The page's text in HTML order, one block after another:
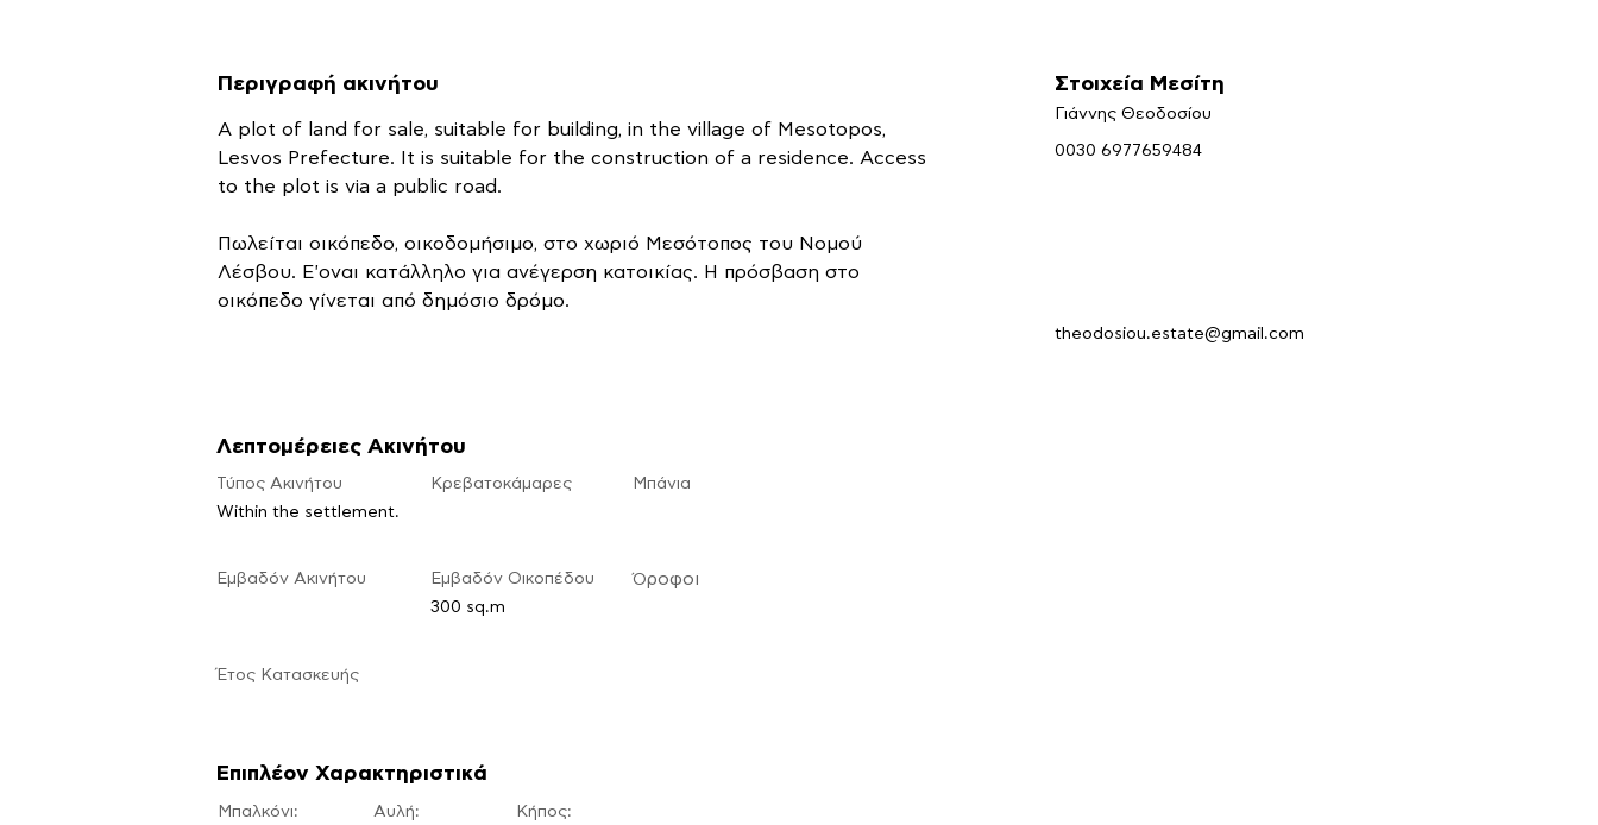
Περιγραφή ακινήτου
A plot of land for sale, suitable for building, in the village of Mesotopos,
Lesvos Prefecture. It is suitable for the construction of a residence. Access
to the plot is via a public road.
Πωλείται οικόπεδο, οικοδομήσιμο, στο χωριό Μεσότοπος του Νομού
Λέσβου. Ε'οναι κατάλληλο για ανέγερση κατοικίας. Η πρόσβαση στο
οικόπεδο γίνεται από δημόσιο δρόμο.
Στοιχεία Μεσίτη
Γιάννης Θεοδοσίου
0030 6977659484
theodosiou.estate@gmail.com
Λεπτομέρειες Ακινήτου
Τύπος Ακινήτου
Within the settlement.
Κρεβατοκάμαρες Μπάνια
Εμβαδόν Ακινήτου
Εμβαδόν Οικοπέδου
300 sq.m
Όροφοι
​Έτος Κατασκευής
Επιπλέον Χαρακτηριστικά
Μπαλκόνι: Αυλή: ​Κήπος: